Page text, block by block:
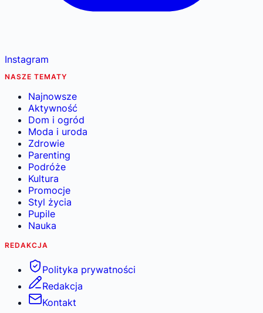
Instagram
NASZE TEMATY
Najnowsze
Aktywność
Dom i ogród
Moda i uroda
Zdrowie
Parenting
Podróże
Kultura
Promocje
Styl życia
Pupile
Nauka
REDAKCJA
Polityka prywatności
Redakcja
Kontakt